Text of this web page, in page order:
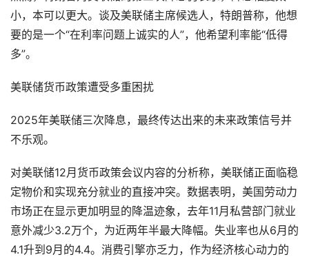
小，本可以更大。谈及美联储主席候选人，特朗普称，他想
要的是一个“在利率问题上诚实的人”，他希望利率能“低得
多”。
美联储货币政策遭受多重困扰
2025年美联储三次降息，最终传达出来的未来政策信号并
不乐观。
对美联储12月货币政策会议内容的分析称，美联储正面临稳
定物价和实现充分就业的直接冲突。数据表明，美国劳动力
市场正在显示更加明显的降温迹象，去年11月私营部门就业
意外减少3.2万个，为近两年半最大降幅。失业率也从6月的
4.1升到9月的4.4。消费引擎亦乏力，作为经济核心动力的